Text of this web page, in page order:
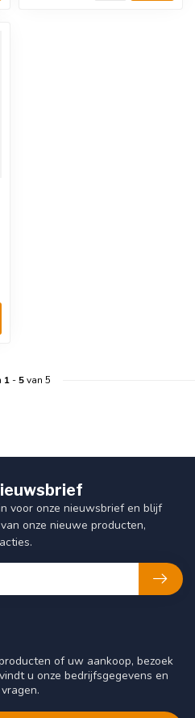
1-5van 5
of uw aankoop, bezoek
u onze bedrijfsgegevens en
voor onze nieuwsbrief en blijf
onze nieuwe producten,